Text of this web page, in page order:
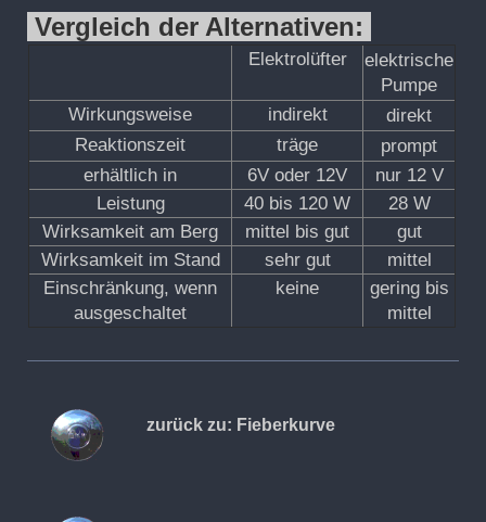
Vergleich der Alternativen:
Elektrolüfter
elektrische
Pumpe
Wirkungsweise
indirekt
direkt
Reaktionszeit
träge
prompt
erhältlich in
6V oder 12V
nur 12 V
Leistung
40 bis 120 W
28 W
Wirksamkeit am Berg
mittel bis gut
gut
Wirksamkeit im Stand
sehr gut
mittel
Einschränkung, wenn
ausgeschaltet
keine
gering bis
mittel
zurück zu: Fieberkurve